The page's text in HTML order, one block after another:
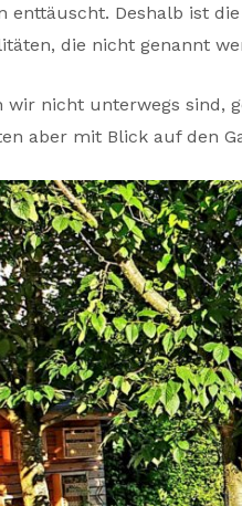
enttäuscht. Deshalb ist
die nicht genannt
wir nicht unterwegs sind,
aber mit Blick auf den